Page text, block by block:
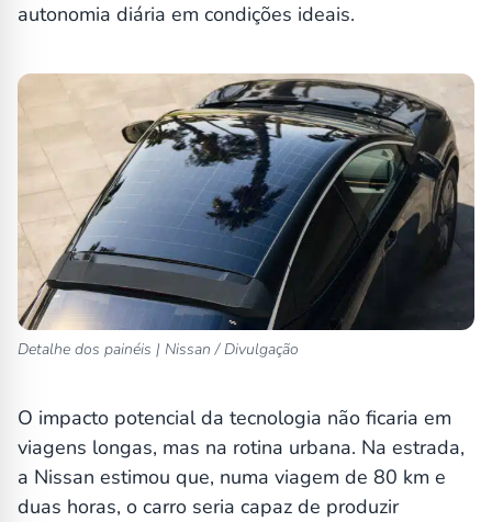
autonomia diária em condições ideais.
Detalhe dos painéis | Nissan / Divulgação
O impacto potencial da tecnologia não ficaria em
viagens longas, mas na rotina urbana. Na estrada,
a Nissan estimou que, numa viagem de 80 km e
duas horas, o carro seria capaz de produzir